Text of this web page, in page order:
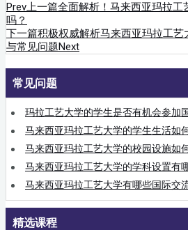
Prev上一篇全面解析！马来西亚玛拉工
吗？
下一篇积极权威解析马来西亚玛拉工
与常见问题Next
常见问题
玛拉工艺大学的学生是否有机会参加
马来西亚玛拉工艺大学的学生生活如
马来西亚玛拉工艺大学的校园设施如
马来西亚玛拉工艺大学的学科设置有
马来西亚玛拉工艺大学有哪些国际交
精选课程